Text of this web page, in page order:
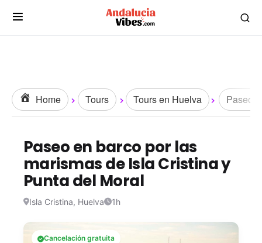
Home Tours Tours en Huelva Paseos
Paseo en barco por las
marismas de Isla Cristina y
Punta del Moral
Isla Cristina, Huelva 1h
Cancelación gratuita